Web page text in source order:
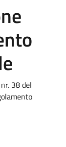
38 del